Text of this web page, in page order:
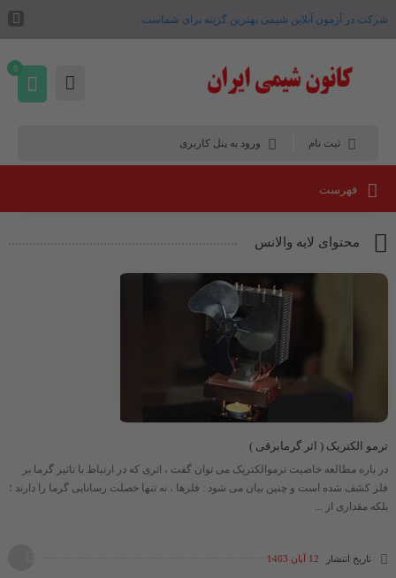
شرکت در آزمون آنلاین شیمی بهترین گزینه برای شماست .
ثبت نام ورود به پنل کاربری
0
فهرست
محتوای لایه والانس
ترمو الکتریک ( اثر گرمابرقی )
در باره مطالعه خاصیت ترموالکتریک می توان گفت ، اثری که در ارتباط با تاثیر گرما بر
فلز کشف شده است و چنین بیان می شود : فلزها ، نه تنها خصلت رسانایی گرما را دارند ؛
بلکه مقداری از ...
تاریخ انتشار 12 آبان 1403